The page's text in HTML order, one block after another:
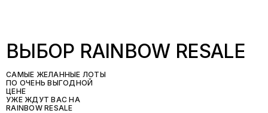
ВЫБОР RAINBOW RESALE
САМЫЕ ЖЕЛАННЫЕ ЛОТЫ
ПО ОЧЕНЬ ВЫГОДНОЙ
ЦЕНЕ
УЖЕ ЖДУТ ВАС НА
RAINBOW RESALE